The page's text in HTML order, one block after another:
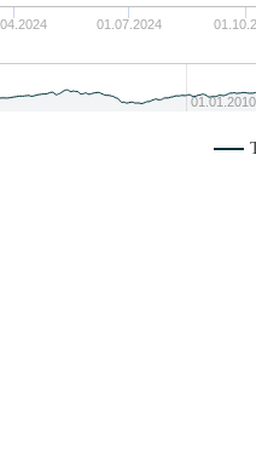
01.07.2024
01.01.2010